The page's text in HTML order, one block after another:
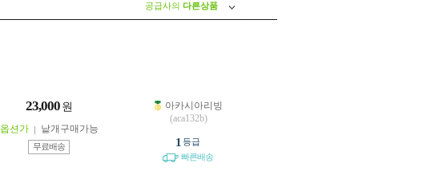
공급사의 다른상품
23,000 원
옵션가 낱개구매가능
무료배송
아카시아리빙
(aca132b)
1 등급
빠른배송